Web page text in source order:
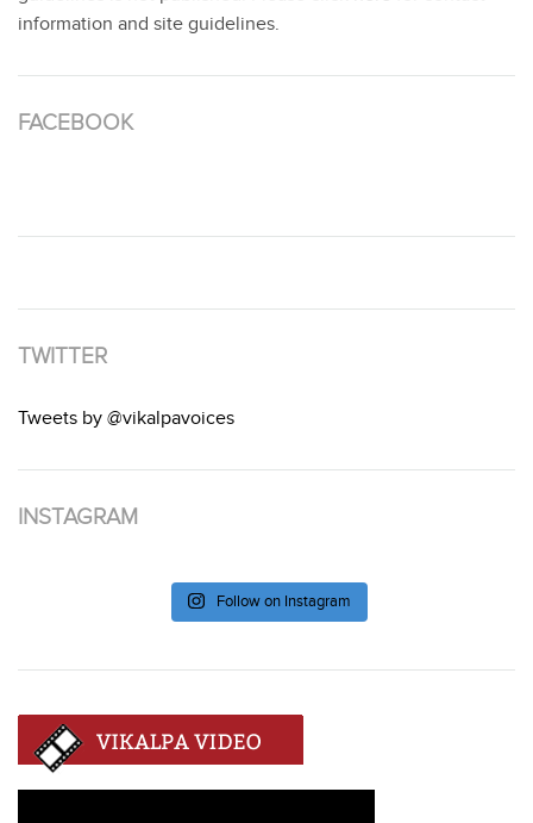
information and site guidelines.
FACEBOOK
TWITTER
Tweets by @vikalpavoices
INSTAGRAM
Follow on Instagram